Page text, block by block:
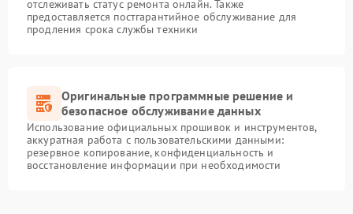
отслеживать статус ремонта онлайн. Также
предоставляется постгарантийное обслуживание для
продления срока службы техники
Оригинальные программные решение и
безопасное обслуживание данных
Использование официальных прошивок и инструментов,
аккуратная работа с пользовательскими данными:
резервное копирование, конфиденциальность и
восстановление информации при необходимости